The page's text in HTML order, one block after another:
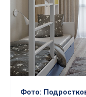
Фото: